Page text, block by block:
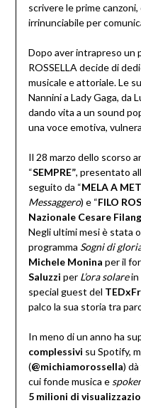
scrivere le prime
irrinunciabile per
Dopo aver intrapreso un
ROSSELLA decide di
musicale e attoriale. Le
Nannini a Lady Gaga, da
dando vita a un sound
una voce emotiva,
Il 28 marzo dello scorso
“SEMPRE”, presentato
seguito da “MELA A
Messaggero) e “FILO
Nazionale Cesare
Negli ultimi mesi è stata
programma Sogni di
Michele Monina per il
Saluzzi per L’ora solarein
special guest del
palco la sua storia tra
In meno di un anno ha
complessivi su Spotify,
(@michiamorossella) dà
cui fonde musica e
5 milioni di